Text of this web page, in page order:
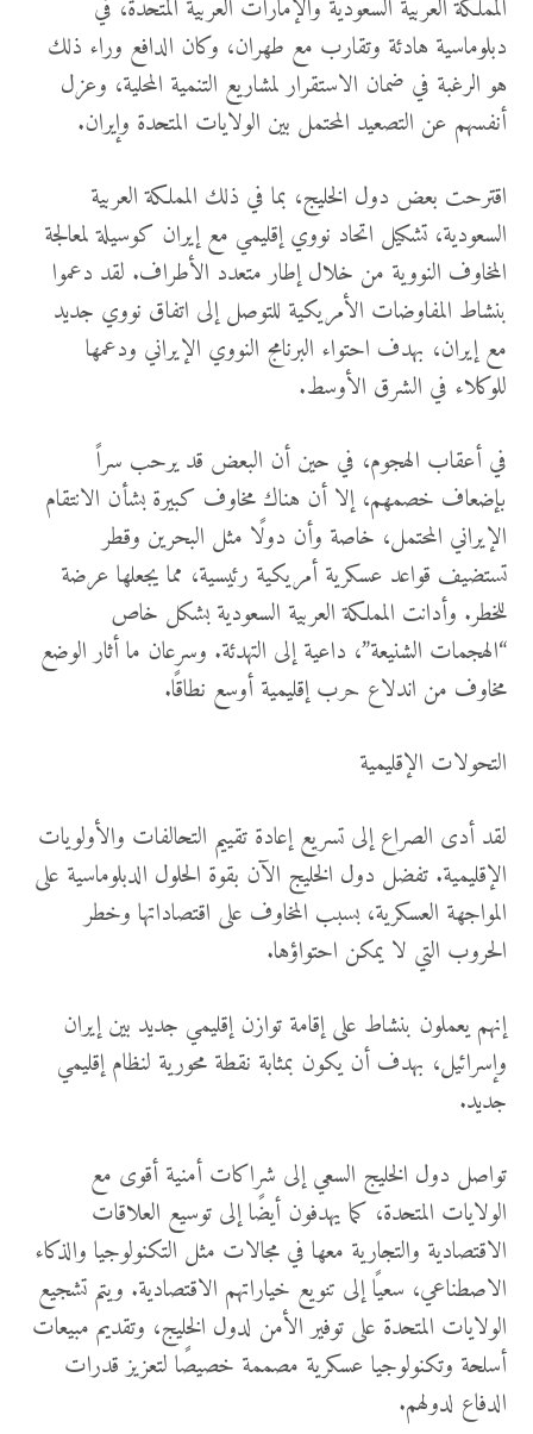
المملكة العربية السعودية والإمارات العربية المتحدة، في
دبلوماسية هادئة وتقارب مع طهران، وكان الدافع وراء ذلك
هو الرغبة في ضمان الاستقرار لمشاريع التنمية المحلية، وعزل
أنفسهم عن التصعيد المحتمل بين الولايات المتحدة وإيران.
اقترحت بعض دول الخليج، بما في ذلك المملكة العربية
السعودية، تشكيل اتحاد نووي إقليمي مع إيران كوسيلة لمعالجة
المخاوف النووية من خلال إطار متعدد الأطراف. لقد دعموا
بنشاط المفاوضات الأمريكية للتوصل إلى اتفاق نووي جديد
مع إيران، بهدف احتواء البرنامج النووي الإيراني ودعمها
للوكلاء في الشرق الأوسط.
في أعقاب الهجوم، في حين أن البعض قد يرحب سراً
بإضعاف خصمهم، إلا أن هناك مخاوف كبيرة بشأن الانتقام
الإيراني المحتمل، خاصة وأن دولًا مثل البحرين وقطر
تستضيف قواعد عسكرية أمريكية رئيسية، مما يجعلها عرضة
للخطر. وأدانت المملكة العربية السعودية بشكل خاص
“الهجمات الشنيعة”، داعية إلى التهدئة. وسرعان ما أثار الوضع
مخاوف من اندلاع حرب إقليمية أوسع نطاقًا.
التحولات الإقليمية
لقد أدى الصراع إلى تسريع إعادة تقييم التحالفات والأولويات
الإقليمية. تفضل دول الخليج الآن بقوة الحلول الدبلوماسية على
المواجهة العسكرية، بسبب المخاوف على اقتصاداتها وخطر
الحروب التي لا يمكن احتواؤها.
إنهم يعملون بنشاط على إقامة توازن إقليمي جديد بين إيران
وإسرائيل، بهدف أن يكون بمثابة نقطة محورية لنظام إقليمي
جديد.
تواصل دول الخليج السعي إلى شراكات أمنية أقوى مع
الولايات المتحدة، كما يهدفون أيضًا إلى توسيع العلاقات
الاقتصادية والتجارية معها في مجالات مثل التكنولوجيا والذكاء
الاصطناعي، سعيًا إلى تنويع خياراتهم الاقتصادية. ويتم تشجيع
الولايات المتحدة على توفير الأمن لدول الخليج، وتقديم مبيعات
أسلحة وتكنولوجيا عسكرية مصممة خصيصًا لتعزيز قدرات
الدفاع لدولهم.